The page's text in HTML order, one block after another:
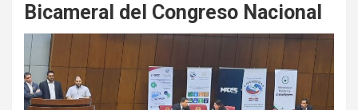
Bicameral del Congreso Nacional